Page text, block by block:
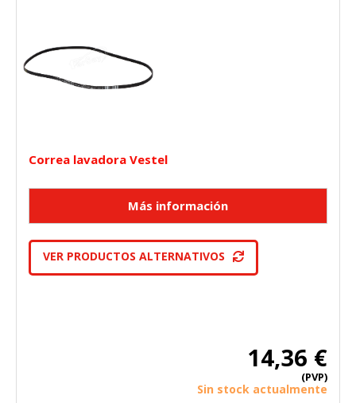
Correa lavadora Vestel
VER PRODUCTOS ALTERNATIVOS
14,36 €
(PVP)
Sin stock actualmente